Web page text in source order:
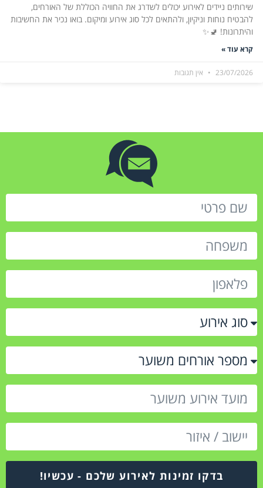
שירותים ניידים לאירוע יכולים לשדרג את החוויה הכוללת של האורחים,
להבטיח נוחות וניקיון, ולהתאים לכל סוג אירוע ומיקום. בואו נכיר את החשיבות
והיתרונות! 🚽✨
קרא עוד »
23/07/2026 אין תגובות
בדקו זמינות לאירוע שלכם - עכשיו!